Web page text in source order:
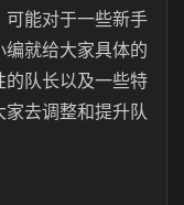
可能对于一些新手
就给大家具体的
队长以及一些特
去调整和提升队